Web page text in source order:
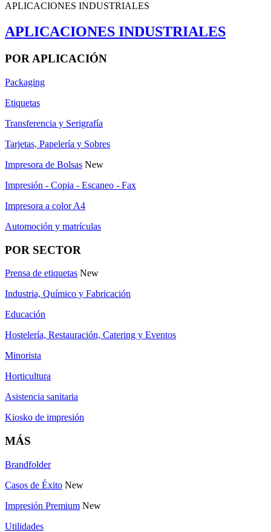
APLICACIONES INDUSTRIALES
APLICACIONES INDUSTRIALES
POR APLICACIÓN
Packaging
Etiquetas
Transferencia y Serigrafía
Tarjetas, Papelería y Sobres
Impresora de Bolsas New
Impresión - Copia - Escaneo - Fax
Impresora a color A4
Automoción y matrículas
POR SECTOR
Prensa de etiquetas New
Industria, Químico y Fabricación
Educación
Hostelería, Restauración, Catering y Eventos
Minorista
Horticultura
Asistencia sanitaria
Kiosko de impresión
MÁS
Brandfolder
Casos de Éxito New
Impresión Premium New
Utilidades